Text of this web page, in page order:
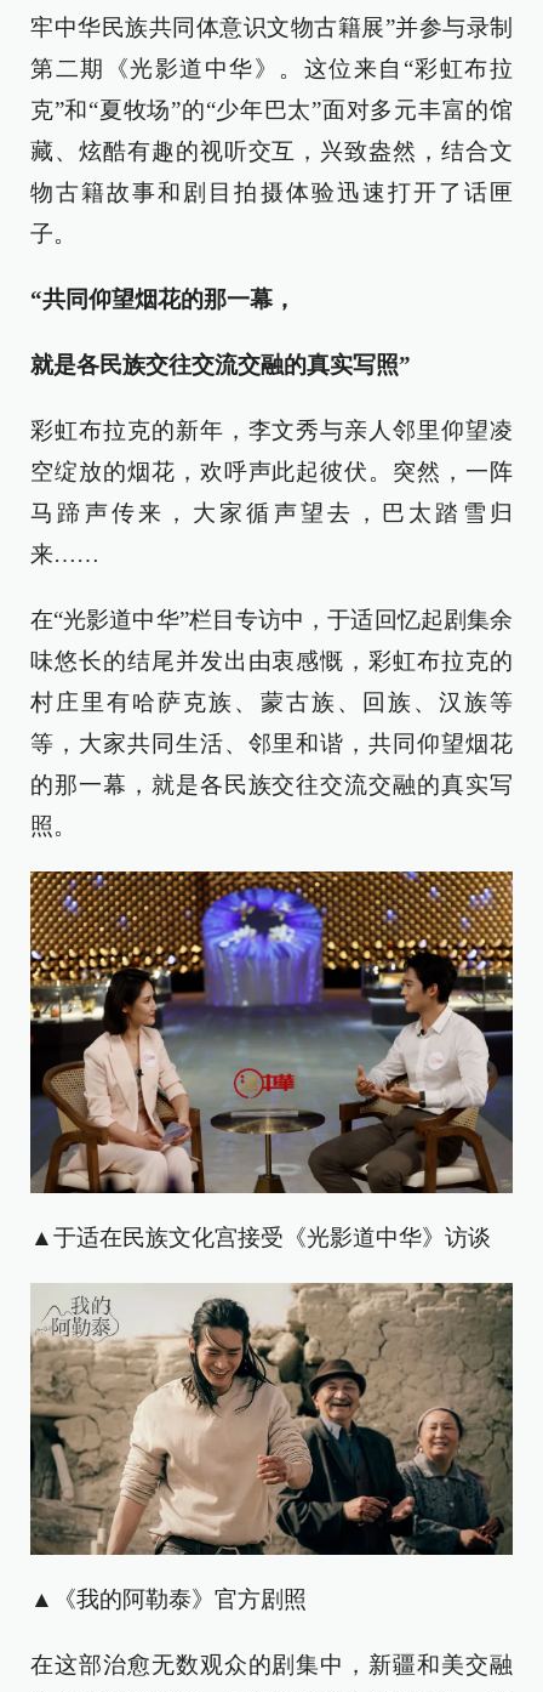
牢中华民族共同体意识文物古籍展”并参与录制
第二期《光影道中华》。这位来自“彩虹布拉
克”和“夏牧场”的“少年巴太”面对多元丰富的馆
藏、炫酷有趣的视听交互，兴致盎然，结合文
物古籍故事和剧目拍摄体验迅速打开了话匣
子。
“共同仰望烟花的那一幕，
就是各民族交往交流交融的真实写照”
彩虹布拉克的新年，李文秀与亲人邻里仰望凌
空绽放的烟花，欢呼声此起彼伏。突然，一阵
马蹄声传来，大家循声望去，巴太踏雪归
来……
在“光影道中华”栏目专访中，于适回忆起剧集余
味悠长的结尾并发出由衷感慨，彩虹布拉克的
村庄里有哈萨克族、蒙古族、回族、汉族等
等，大家共同生活、邻里和谐，共同仰望烟花
的那一幕，就是各民族交往交流交融的真实写
照。
▲于适在民族文化宫接受《光影道中华》访谈
▲《我的阿勒泰》官方剧照
在这部治愈无数观众的剧集中，新疆和美交融